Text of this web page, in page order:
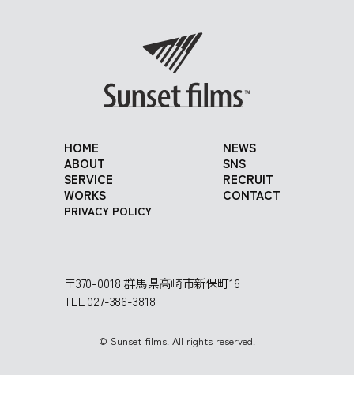
HOME
NEWS
ABOUT
SNS
SERVICE
RECRUIT
WORKS
CONTACT
PRIVACY POLICY
〒370-0018 群馬県高崎市新保町16
TEL 027-386-3818
© Sunset films. All rights reserved.